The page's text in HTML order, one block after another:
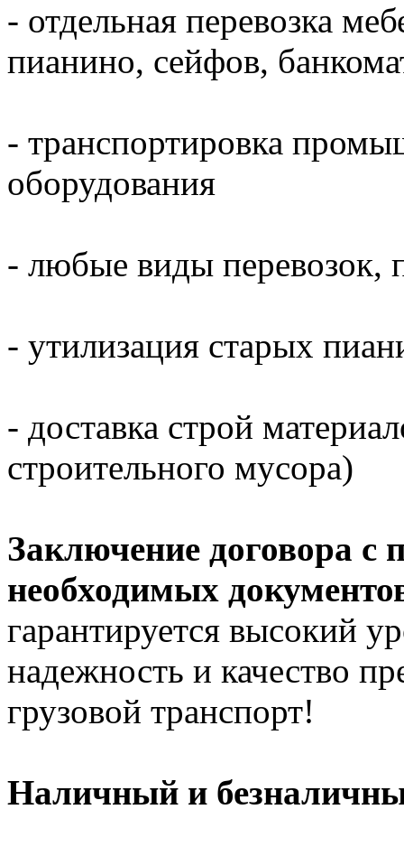
- отдельная перевозка
пианино, сейфов,
- транспортировка
оборудования
- любые виды перевозок,
- утилизация старых
- доставка строй
строительного мусора)
Заключение договора с
необходимых
гарантируется высокий
надежность и качество
грузовой транспорт!
Наличный и